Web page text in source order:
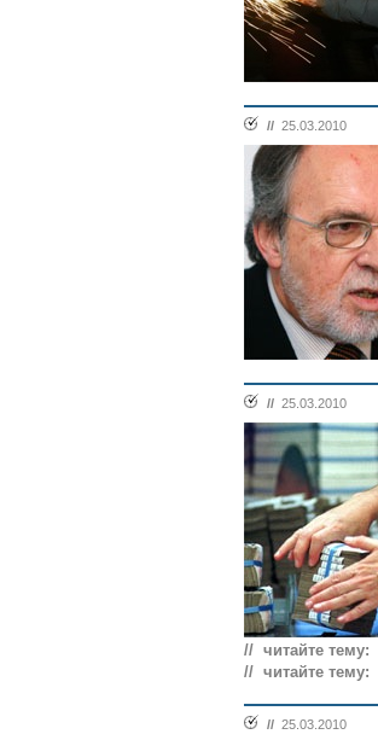
// 25.03.2010
// 25.03.2010
// читайте тему:
// читайте тему:
// 25.03.2010